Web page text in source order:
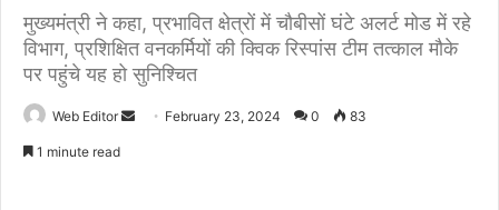
मुख्यमंत्री ने कहा, प्रभावित क्षेत्रों में चौबीसों घंटे अलर्ट मोड में रहे
विभाग, प्रशिक्षित वनकर्मियों की क्विक रिस्पांस टीम तत्काल मौके
पर पहुंचे यह हो सुनिश्चित
Web Editor February 23, 2024 0 83
1 minute read